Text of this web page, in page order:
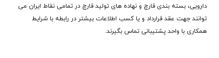
دارویی، بسته بندی قارچ و نهاده های تولید قارچ در تمامی نقاط ایران می
توانند جهت عقد قرارداد و یا کسب اطلاعات بیشتر در رابطه با شرایط
همکاری با واحد پشتیبانی تماس بگیرند.